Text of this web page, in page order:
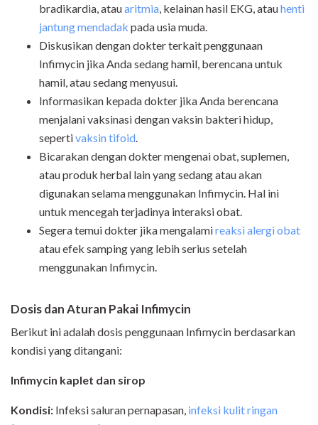
bradikardia, atauaritmia , kelainan hasil EKG, atauhenti
jantung mendadak pada usia muda.
Diskusikan dengan dokter terkait penggunaan
Infimycin jika Anda sedang hamil, berencana untuk
hamil, atau sedang menyusui.
Informasikan kepada dokter jika Anda berencana
menjalani vaksinasi dengan vaksin bakteri hidup,
sepertivaksin tifoid
Bicarakan dengan dokter mengenai obat, suplemen,
atau produk herbal lain yang sedang atau akan
digunakan selama menggunakan Infimycin. Hal ini
untuk mencegah terjadinya interaksi obat.
Segera temui dokter jika mengalamireaksi alergi obat
atau efek samping yang lebih serius setelah
menggunakan Infimycin.
Dosis dan Aturan Pakai Infimycin
Berikut ini adalah dosis penggunaan Infimycin berdasarkan
kondisi yang ditangani:
Infimycin kaplet dan sirop
Kondisi: Infeksi saluran pernapasan, infeksi kulit ringan